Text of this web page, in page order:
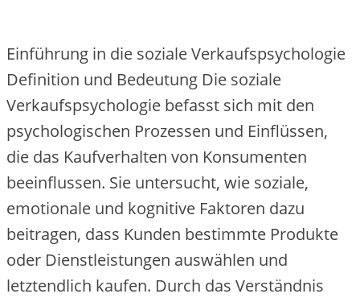
Einführung in die soziale Verkaufspsychologie
Definition und Bedeutung Die soziale
Verkaufspsychologie befasst sich mit den
psychologischen Prozessen und Einflüssen,
die das Kaufverhalten von Konsumenten
beeinflussen. Sie untersucht, wie soziale,
emotionale und kognitive Faktoren dazu
beitragen, dass Kunden bestimmte Produkte
oder Dienstleistungen auswählen und
letztendlich kaufen. Durch das Verständnis